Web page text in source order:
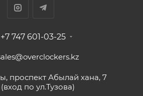
+7 747 601-03-25
проспект Абылай хана, 7
(вход по ул.Тузова)